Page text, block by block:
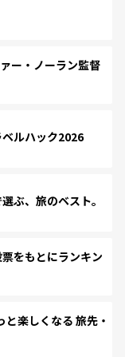
ー・ノーラン監督
ルハック2026
ぶ、旅のベスト。
をもとにランキン
楽しくなる 旅先・